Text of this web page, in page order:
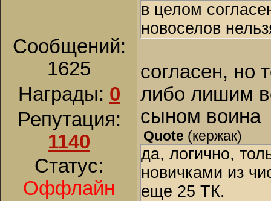
Сообщений:
1625
Награды: 0
Репутация:
1140
Статус:
Оффлайн
в целом
новоселов
согласен, но
либо лишим
сыном воина
Quote (кержак)
да, логично,
новичками из
еще 25 ТК.